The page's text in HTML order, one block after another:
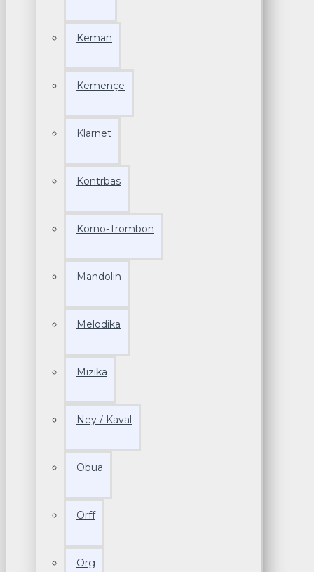
Keman
Kemençe
Klarnet
Kontrbas
Korno-Trombon
Mandolin
Melodika
Mızıka
Ney / Kaval
Obua
Orff
Org